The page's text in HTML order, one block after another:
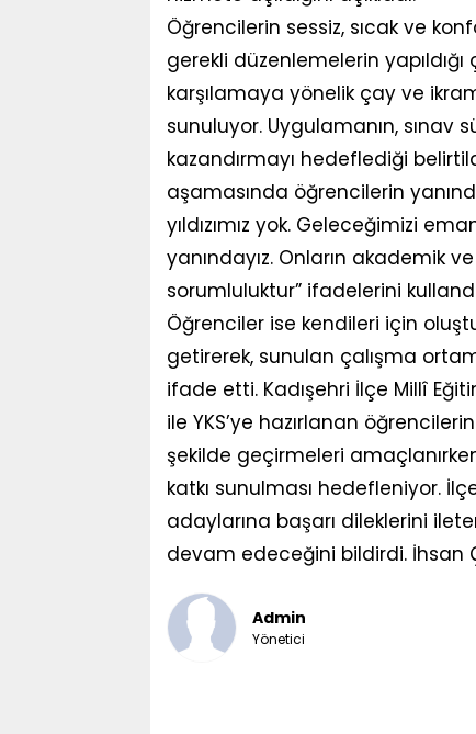
Öğrencilerin sessiz, sıcak ve
gerekli düzenlemelerin
karşılamaya yönelik çay ve
sunuluyor. Uygulamanın,
kazandırmayı hedeflediği
aşamasında öğrencilerin
yıldızımız yok. Geleceğimizi
yanındayız. Onların akademik
sorumluluktur” ifadelerini
Öğrenciler ise kendileri için
getirerek, sunulan çalışma
ifade etti. Kadışehri İlçe Millî
ile YKS’ye hazırlanan
şekilde geçirmeleri
katkı sunulması hedefleniyor.
adaylarına başarı dileklerini
devam edeceğini bildirdi. İhsan
Admin
Yönetici